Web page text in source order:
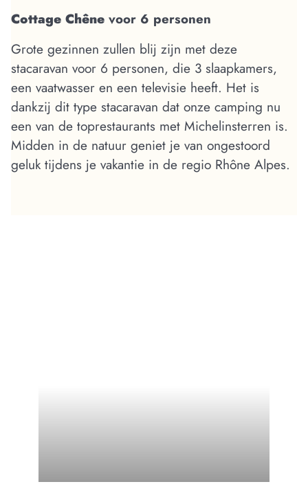
Cottage Chêne voor 6 personen
Grote gezinnen zullen blij zijn met deze
stacaravan voor 6 personen, die 3 slaapkamers,
een vaatwasser en een televisie heeft. Het is
dankzij dit type stacaravan dat onze camping nu
een van de toprestaurants met Michelinsterren is.
Midden in de natuur geniet je van ongestoord
geluk tijdens je vakantie in de regio Rhône Alpes.